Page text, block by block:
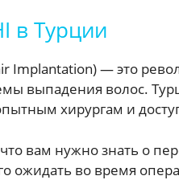
в Турции
Implantation) — это
выпадения волос.
хирургам и
вам нужно знать о
ожидать во время